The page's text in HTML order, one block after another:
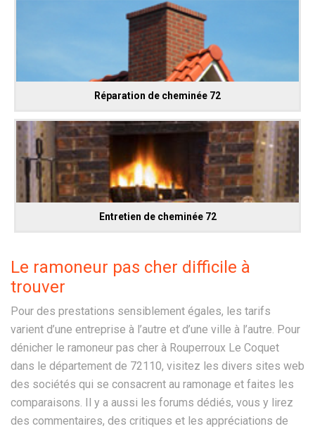
Réparation de cheminée 72
Entretien de cheminée 72
Le ramoneur pas cher difficile à
trouver
Pour des prestations sensiblement égales, les tarifs
varient d’une entreprise à l’autre et d’une ville à l’autre. Pour
dénicher le ramoneur pas cher à Rouperroux Le Coquet
dans le département de 72110, visitez les divers sites web
des sociétés qui se consacrent au ramonage et faites les
comparaisons. Il y a aussi les forums dédiés, vous y lirez
des commentaires, des critiques et les appréciations de